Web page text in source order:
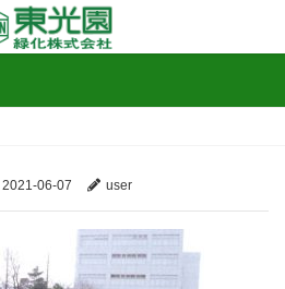
2021-06-07 user